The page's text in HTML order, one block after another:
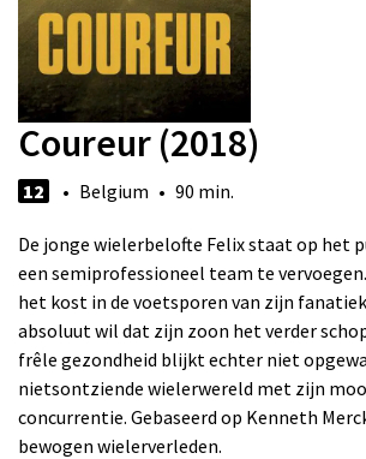
Coureur (2018)
12 • Belgium • 90 min.
De jonge wielerbelofte Felix staat op het
een semiprofessioneel team te
het kost in de voetsporen van zijn
absoluut wil dat zijn zoon het verder
frêle gezondheid blijkt echter niet
nietsontziende wielerwereld met zijn
concurrentie. Gebaseerd op Kenneth
bewogen wielerverleden.